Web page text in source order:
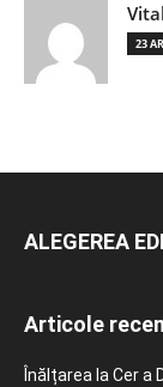
23
ALEGEREA
Articole
Înălțarea la Cer a